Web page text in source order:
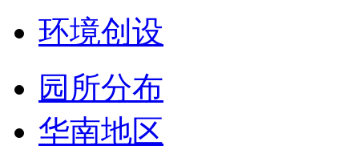
环境创设
园所分布
华南地区